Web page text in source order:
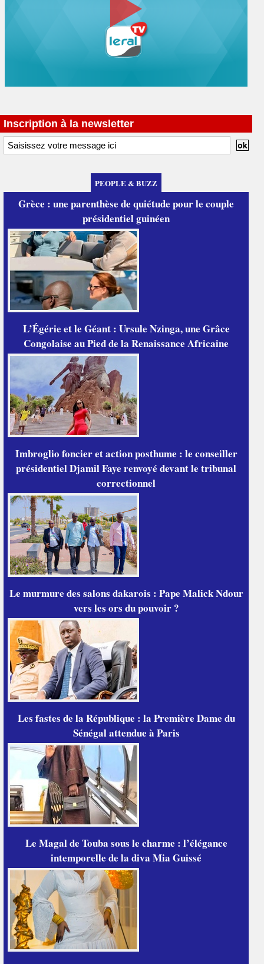
Inscription à la newsletter
PEOPLE & BUZZ
Grèce : une parenthèse de quiétude pour le couple
présidentiel guinéen
L’Égérie et le Géant : Ursule Nzinga, une Grâce
Congolaise au Pied de la Renaissance Africaine
Imbroglio foncier et action posthume : le conseiller
présidentiel Djamil Faye renvoyé devant le tribunal
correctionnel
Le murmure des salons dakarois : Pape Malick Ndour
vers les ors du pouvoir ?
Les fastes de la République : la Première Dame du
Sénégal attendue à Paris
Le Magal de Touba sous le charme : l’élégance
intemporelle de la diva Mia Guissé